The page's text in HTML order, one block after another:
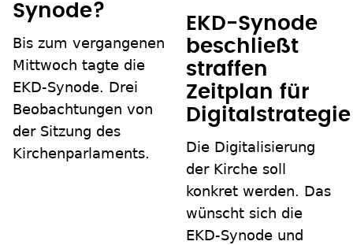
Synode?
Bis zum vergangenen
Mittwoch tagte die
EKD-Synode. Drei
Beobachtungen von
der Sitzung des
Kirchenparlaments.
EKD-Synode
beschließt
straffen
Zeitplan für
Digitalstrategie
Die Digitalisierung
der Kirche soll
konkret werden. Das
wünscht sich die
EKD-Synode und